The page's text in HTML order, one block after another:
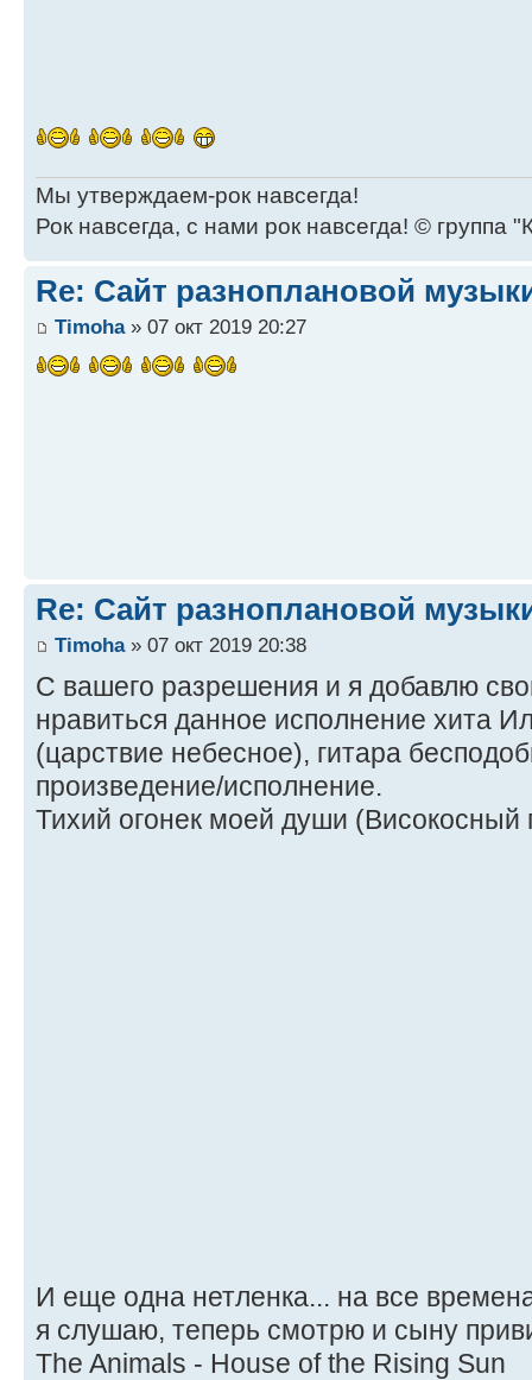
Мы утверждаем-рок навсегда!
Рок навсегда, с нами рок навсегда! © группа
Re: Сайт разноплановой
Timoha» 07 окт 2019 20:27
Re: Сайт разноплановой
Timoha» 07 окт 2019 20:38
С вашего разрешения и я добавлю
нравиться данное исполнение хита
(царствие небесное), гитара
произведение/исполнение.
Тихий огонек моей души (Високосный
И еще одна нетленка... на все
я слушаю, теперь смотрю и сыну
The Animals - House of the Rising Sun